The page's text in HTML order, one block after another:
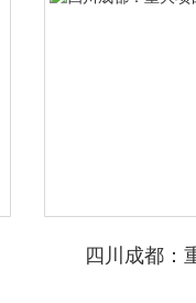
四川成都：